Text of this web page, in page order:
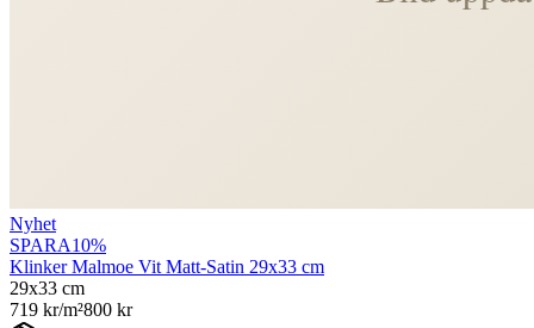
Nyhet
SPARA10%
Klinker Malmoe Vit Matt-Satin 29x33 cm
29x33 cm
719 kr/m²800 kr